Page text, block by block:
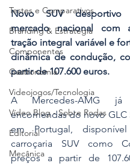
Testes e Comparativos
Branding & Estratégia
Componentes
Gastronomia
Videojogos/Tecnologia
Vídeo Blog - Sobre Rodas
Editorial
Mecânica
Novo SUV
mercado nacional com
tração integral variável e
dinâmica de condução,
partir de 107.600 euros.
A Mercedes-AMG
encomendas do novo GLC
em Portugal,
carroçaria SUV como
preços a partir de